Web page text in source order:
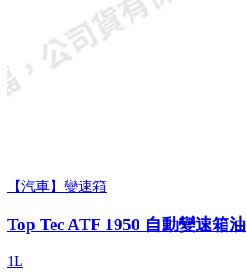
【汽車】變速箱
Top Tec ATF 1950 自動變速箱油
1L